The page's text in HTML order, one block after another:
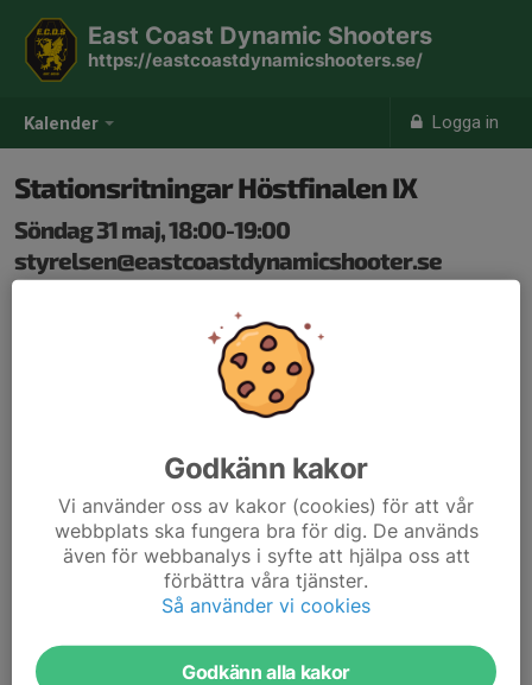
Kalender Logga in
East Coast Dynamic Shooters
https://eastcoastdynamicshooters.se/
Stationsritningar Höstfinalen IX
Söndag 31 maj, 18:00-19:00
styrelsen@eastcoastdynamicshooter.se
Vänligen notera att detta är sista dagen för inlämnande
av förslag till stationer på Höstfinalen IX.
Förslag mejlas till:
styrelsen@eastcoastdynamicshooter.se
Godkänn kakor
Vi använder oss av kakor (cookies) för att vår
webbplats ska fungera bra för dig. De används
även för webbanalys i syfte att hjälpa oss att
förbättra våra tjänster.
Så använder vi cookies
Godkänn alla kakor